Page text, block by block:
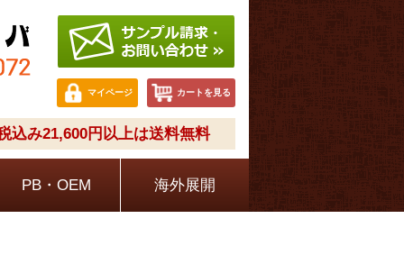
マイページ カートを見る
み21,600円以上は送料無料
PB・OEM 海外展開